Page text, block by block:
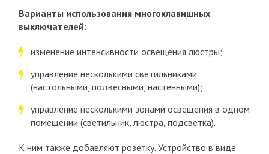
Варианты использования многоклавишных
выключателей:
изменение интенсивности освещения люстры;
управление несколькими светильниками
(настольными, подвесными, настенными);
управление несколькими зонами освещения в одном
помещении (светильник, люстра, подсветка).
К ним также добавляют розетку. Устройство в виде